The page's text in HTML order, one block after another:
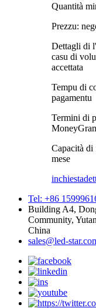
Quantità
Prezzu:
Dettagli di
casu di
accettata
Tempu di
pagamentu
Termini di
Capacità di
mese
inchiesta
Tel: +86
Building A4,
Community,
China
sales@led-